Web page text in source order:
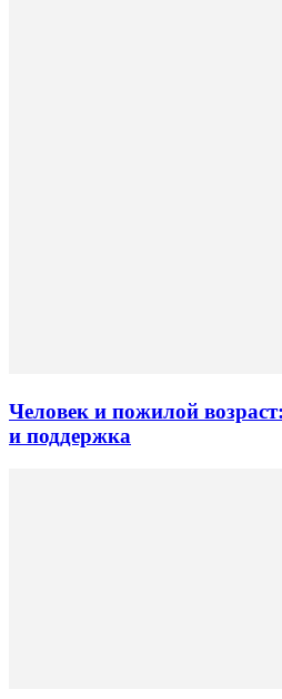
Человек и пожилой
и поддержка